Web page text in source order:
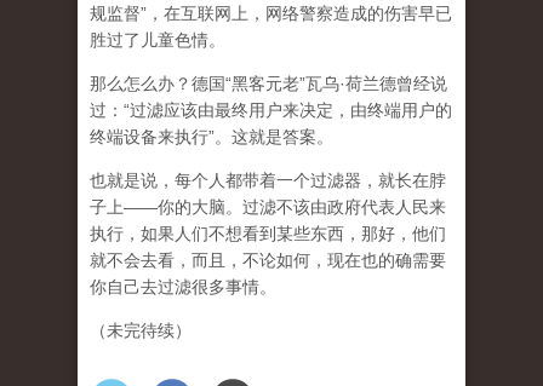
规监督”，在互联网上，网络警察造成的伤害早已
胜过了儿童色情。
那么怎么办？德国“黑客元老”瓦乌·荷兰德曾经说
过：“过滤应该由最终用户来决定，由终端用户的
终端设备来执行”。这就是答案。
也就是说，每个人都带着一个过滤器，就长在脖
子上——你的大脑。过滤不该由政府代表人民来
执行，如果人们不想看到某些东西，那好，他们
就不会去看，而且，不论如何，现在也的确需要
你自己去过滤很多事情。
（未完待续）